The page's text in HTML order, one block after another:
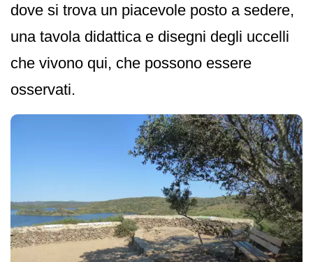
dove si trova un piacevole posto a sedere,
una tavola didattica e disegni degli uccelli
che vivono qui, che possono essere
osservati.